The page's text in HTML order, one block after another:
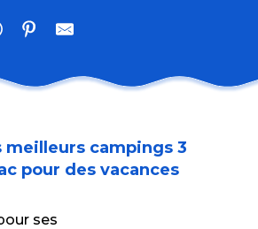
meilleurs campings 3
pour des vacances
ses